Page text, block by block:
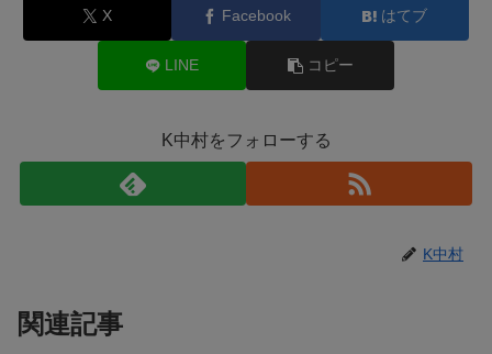
X Facebook はてブ
LINE コピー
K中村をフォローする
K中村
関連記事